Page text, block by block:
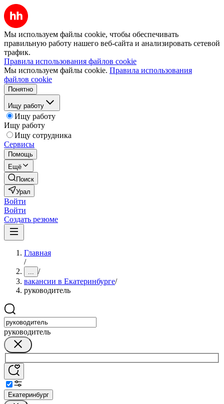
Мы используем файлы cookie, чтобы обеспечивать
правильную работу нашего веб-сайта и анализировать сетевой
трафик.
Правила использования файлов cookie
Мы используем файлы cookie. Правила использования
файлов cookie
Понятно
Ищу работу
Ищу работу
Ищу работу
Ищу сотрудника
Сервисы
Помощь
Ещё
Поиск
Урал
Войти
Войти
Создать резюме
Главная
/
... /
вакансии в Екатеринбурге/
руководитель
руководитель
Екатеринбург